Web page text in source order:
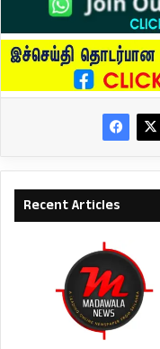
Recent Articles